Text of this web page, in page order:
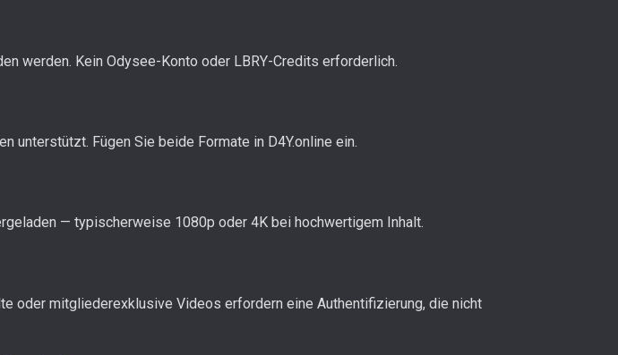
werden. Kein Odysee-Konto oder LBRY-Credits erforderlich.
unterstützt. Fügen Sie beide Formate in D4Y.online ein.
— typischerweise 1080p oder 4K bei hochwertigem Inhalt.
oder mitgliederexklusive Videos erfordern eine Authentifizierung, die nicht